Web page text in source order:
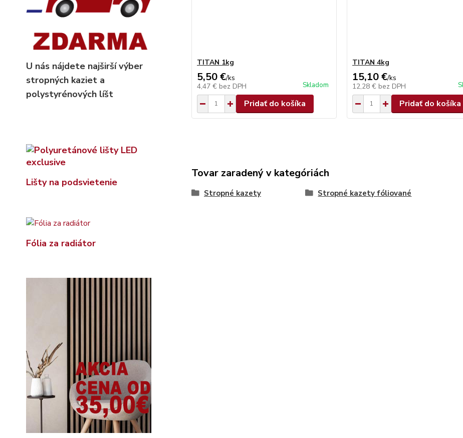
U nás nájdete najširší výber
stropných kaziet a
polystyrénových líšt
Lišty na podsvietenie
Fólia za radiátor
TITAN 1kg
5,50 €/ks
4,47 € bez DPH Skladom
Pridať do košíka
TITAN 4kg
15,10 €/ks
12,28 € bez DPH
Pridať do košíka
Tovar zaradený v kategóriách
Stropné kazety Stropné kazety fóliované